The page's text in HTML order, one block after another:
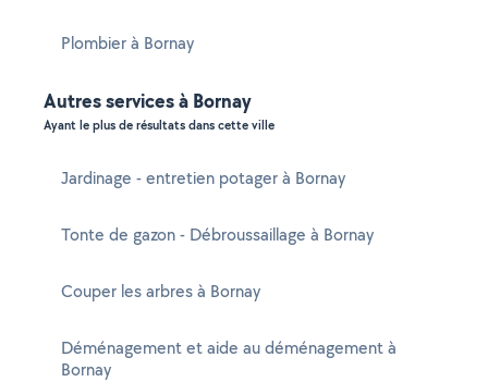
Plombier à Bornay
Autres services à Bornay
Ayant le plus de résultats dans cette ville
Jardinage - entretien potager à Bornay
Tonte de gazon - Débroussaillage à Bornay
Couper les arbres à Bornay
Déménagement et aide au déménagement à
Bornay